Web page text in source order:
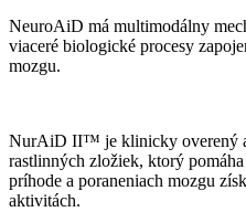
NeuroAiD má multimodálny
viaceré biologické procesy
mozgu.
NurAiD II™ je klinicky overený
rastlinných zložiek, ktorý
príhode a poraneniach mozgu
aktivitách.